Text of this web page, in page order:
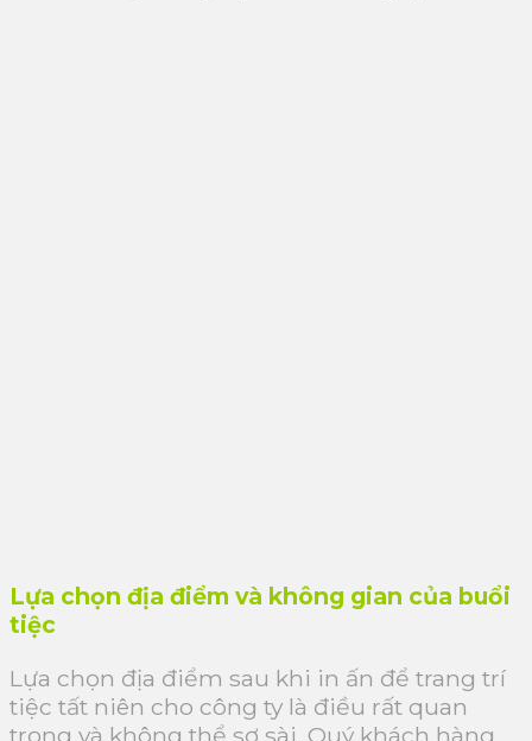
Lựa chọn địa điểm và không gian của buổi
tiệc
Lựa chọn địa điểm sau khi in ấn để trang trí
tiệc tất niên cho công ty là điều rất quan